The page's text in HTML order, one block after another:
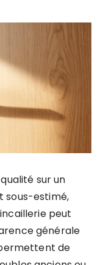
sur un
sous-estimé,
peut
générale
de